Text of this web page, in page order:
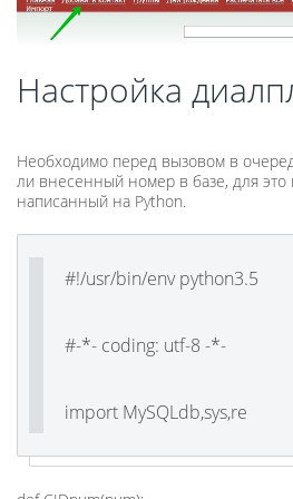
Настройка
Необходимо перед вызовом в
ли внесенный номер в базе, для это
написанный на Python.
#!/usr/bin/env python3.5
#-*- coding: utf-8 -*-
import MySQLdb,sys,re